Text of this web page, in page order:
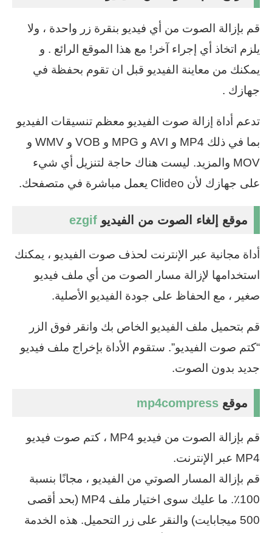
قم بإزالة الصوت من أي فيديو بنقرة زر واحدة ، ولا
يلزم اتخاذ أي إجراء آخر! مع هذا الموقع الرائع . و
يمكنك من معاينة الفيديو قبل ان تقوم بحفظة في
جهازك .
تدعم أداة إزالة صوت الفيديو معظم تنسيقات الفيديو
بما في ذلك MP4 و AVI و MPG و VOB و WMV و
MOV والمزيد. ليست هناك حاجة لتنزيل أي شيء
على جهازك لأن Clideo يعمل مباشرة في متصفحك.
موقع إلغاء الصوت من الفيديو ezgif
أداة مجانية عبر الإنترنت لحذف صوت الفيديو ، يمكنك
استخدامها لإزالة مسار الصوت من أي ملف فيديو
صغير ، مع الحفاظ على جودة الفيديو الأصلية.
قم بتحميل ملف الفيديو الخاص بك وانقر فوق الزر
“كتم صوت الفيديو”. ستقوم الأداة بإخراج ملف فيديو
جديد بدون الصوت.
موقع mp4compress
قم بإزالة الصوت من فيديو MP4 ، كتم صوت فيديو
MP4 عبر الإنترنت.
قم بإزالة المسار الصوتي من الفيديو ، مجانًا بنسبة
100٪. ما عليك سوى اختيار ملف MP4 (بحد أقصى
500 ميجابايت) والنقر على زر التحميل. هذه الخدمة